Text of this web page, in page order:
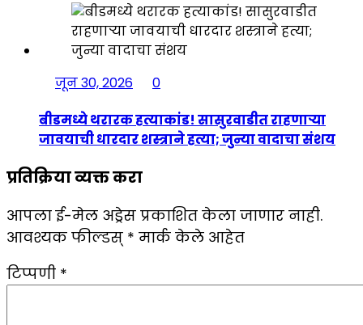
जून 30, 2026
0
बीडमध्ये थरारक हत्याकांड! सासुरवाडीत राहणाऱ्या
जावयाची धारदार शस्त्राने हत्या; जुन्या वादाचा संशय
प्रतिक्रिया व्यक्त करा
आपला ई-मेल अड्रेस प्रकाशित केला जाणार नाही.
आवश्यक फील्डस् * मार्क केले आहेत
टिप्पणी *